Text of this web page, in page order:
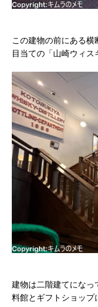
この建物の前にある
目当ての「山崎ウィス
建物は二階建てになっ
料館とギフトショップ